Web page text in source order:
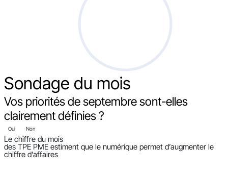
Sondage du mois
Vos priorités de septembre sont-elles
clairement définies ?
Oui Non
Le chiffre du mois
des TPE PME estiment que le numérique permet d’augmenter le
chiffre d’affaires